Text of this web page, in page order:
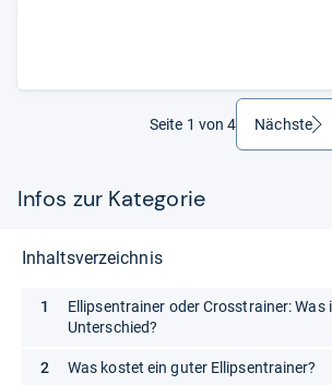
Seite 1 von 4 Nächsteweiter
Infos zur Kategorie
Inhaltsverzeichnis
Ellipsentrainer oder Crosstrainer: Was
Unterschied?
Was kostet ein guter Ellipsentrainer?